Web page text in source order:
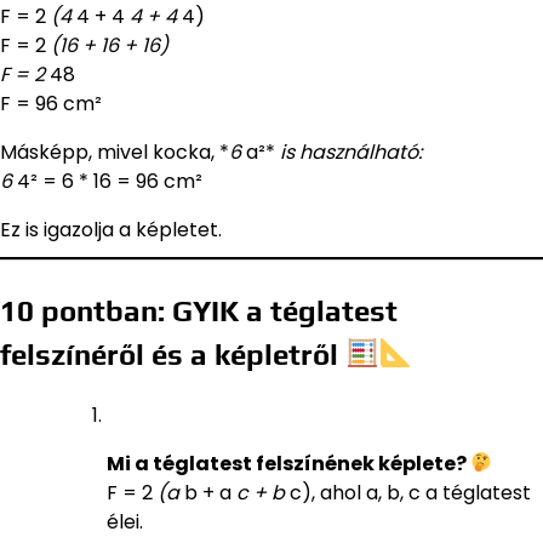
F = 2 (44 + 4 4 + 44)
F = 2 (16 + 16 + 16)
F = 248
F = 96 cm²
Másképp, mivel kocka, *6a²* is használható:
64² = 6 * 16 = 96 cm²
Ez is igazolja a képletet.
10 pontban: GYIK a téglatest
felszínéről és a képletről
Mi a téglatest felszínének képlete?
F = 2 (ab + a c + bc), ahol a, b, c a téglatest
élei.